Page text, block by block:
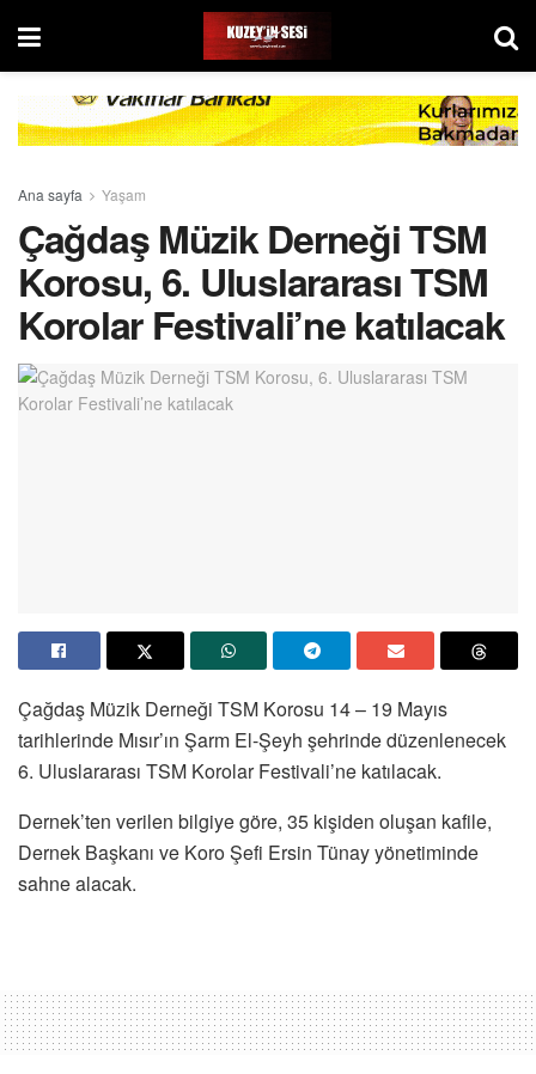
Ana sayfa Yaşam
Çağdaş Müzik Derneği TSM
Korosu, 6. Uluslararası TSM
Korolar Festivali’ne katılacak
Çağdaş Müzik Derneği TSM Korosu 14 – 19 Mayıs
tarihlerinde Mısır’ın Şarm El-Şeyh şehrinde düzenlenecek
6. Uluslararası TSM Korolar Festivali’ne katılacak.
Dernek’ten verilen bilgiye göre, 35 kişiden oluşan kafile,
Dernek Başkanı ve Koro Şefi Ersin Tünay yönetiminde
sahne alacak.